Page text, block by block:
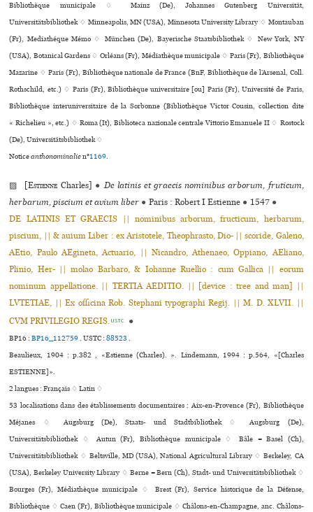
Bibliothèque muni­ci­pale ♢ Mainz (De), Johannes Gutenberg Universität,
Universitätsbibliothek ♢ Minneapolis, MN (USA), Minnesota University Library ♢ Montauban
(Fr), Mediathéque Mémo ♢ München (De), Bayerische Staatsbibliothek ♢ New York, NY
(USA), Botanical Gardens ♢ Orléans (Fr), Médiathèque muni­ci­pale ♢ Paris (Fr), Bibliothèque
Mazarine ♢ Paris (Fr), Bibliothèque nationale de France (BnF, Bibliothèque de l’Arsenal, Coll.
Rothschild, etc.) ♢ Paris (Fr), Bibliothèque uni­ver­si­taire [ou] Paris (Fr), Université de Paris,
Bibliothèque inte­ru­ni­ver­si­taire de la Sorbonne (Bibliothèque Victor Cousin, collection dite
« Richelieu », etc.) ♢ Roma (It), Biblioteca nazio­nale cen­trale Vittorio Emanuele II ♢ Rostock
(De), Universitätsbibliothek ♢
Noticeanthonominalien°1169.
▨ [Estienne Charles] ● De latinis et graecis nominibus arborum, fruticum,
herbarum, piscium et avium liber ● Paris : Robert I Estienne ● 1547 ●
DE LATINIS ET GRAECIS || nominibus arborum, fructicum, herbarum,
piscium, || & auium Liber : ex Aristotele, Theophrasto, Dio- || scoride, Galeno,
AEtio, Paulo AEgineta, Actuario, || Nicandro, Athenaeo, Oppiano, AEliano,
Plinio, Her- || molao Barbaro, & Iohanne Ruellio : cum Gallica || eorum
nominum appellatione. || TERTIA AEDITIO. || [device : tree and man] ||
LVTETIAE, || Ex officina Rob. Stephani typographi Regij. || M. D. XLVII. ||
CVM PRIVILEGIO REGIS. USTC ●
BP16 :BP16_112759.USTC :88523.
Beaulieux, 1904 : p.382 , «Estienne (Charles). ». Lindemann, 1994 : p.564, «[Charles
ESTIENNE]».
2 langues :Français ♢Latin ♢
53 localisations dans des établissements documentaires : Aix-en-Provence (Fr), Bibliothèque
Méjanes ♢ Augsburg (De), Staats- und Stadtbibliothek ♢ Augsburg (De),
Universitätsbibliothek ♢ Autun (Fr), Bibliothèque muni­ci­pale ♢ Bâle = Basel (Ch),
Universitätsbibliothek ♢ Beltsville, MD (USA), National Agricultural Library ♢ Berkeley, CA
(USA), Berkeley University Library ♢ Berne = Bern (Ch), Stadt- und Universitätsbibliothek ♢
Bourges (Fr), Médiathèque muni­ci­pale ♢ Brest (Fr), Service historique de la Défense,
Bibliothèque ♢ Caen (Fr), Bibliothèque muni­ci­pale ♢ Châlons-en-Champagne, anc. Châlons-